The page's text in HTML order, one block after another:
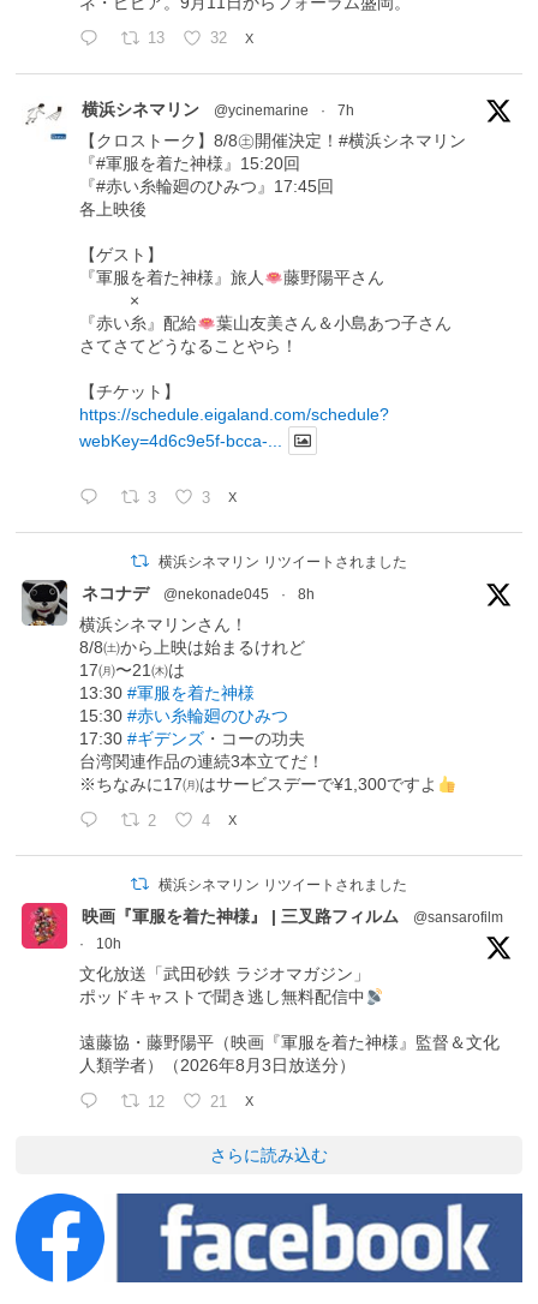
13 32 X
横浜シネマリン @ycinemarine · 7h
【クロストーク】8/8㊏開催決定！#横浜シネマリン
『#軍服を着た神様』15:20回
『#赤い糸輪廻のひみつ』17:45回
各上映後
【ゲスト】
『軍服を着た神様』旅人
藤野陽平さん
×
『赤い糸』配給
葉山友美さん＆小島あつ子さん
さてさてどうなることやら！
【チケット】
https://schedule.eigaland.com/schedule?
webKey=4d6c9e5f-bcca-...
3 3 X
横浜シネマリン リツイートされました
ネコナデ @nekonade045 · 8h
横浜シネマリンさん！
8/8㈯から上映は始まるけれど
17㈪〜21㈭は
13:30#軍服を着た神様
15:30#赤い糸輪廻のひみつ
17:30#ギデンズ ・コーの功夫
台湾関連作品の連続3本立てだ！
※ちなみに17㈪はサービスデーで¥1,300ですよ
2 4 X
横浜シネマリン リツイートされました
映画『軍服を着た神様』 | 三叉路フィルム
@sansarofilm
·
10h
文化放送「武田砂鉄 ラジオマガジン」
ポッドキャストで聞き逃し無料配信中
遠藤協・藤野陽平（映画『軍服を着た神様』監督＆文化
人類学者）（2026年8月3日放送分）
12 21 X
さらに読み込む